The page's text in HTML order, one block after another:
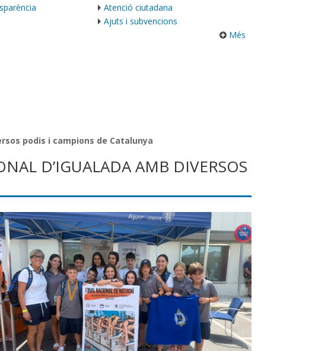
Atenció ciutadana
Ajuts i subvencions
Més
podis i campions de Catalunya
D’IGUALADA AMB DIVERSOS